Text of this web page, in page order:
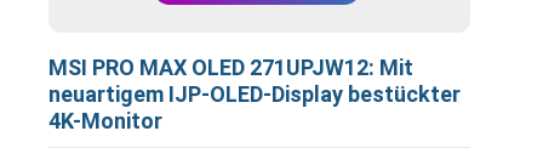
MSI PRO MAX OLED 271UPJW12: Mit
neuartigem IJP-OLED-Display bestückter
4K-Monitor